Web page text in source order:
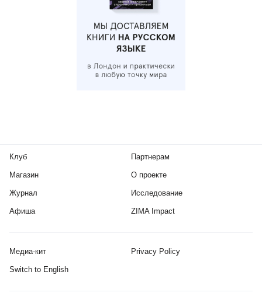
Клуб
Магазин
Журнал
Афиша
Партнерам
О проекте
Исследование
ZIMA Impact
Медиа-кит Privacy Policy
Switch to English